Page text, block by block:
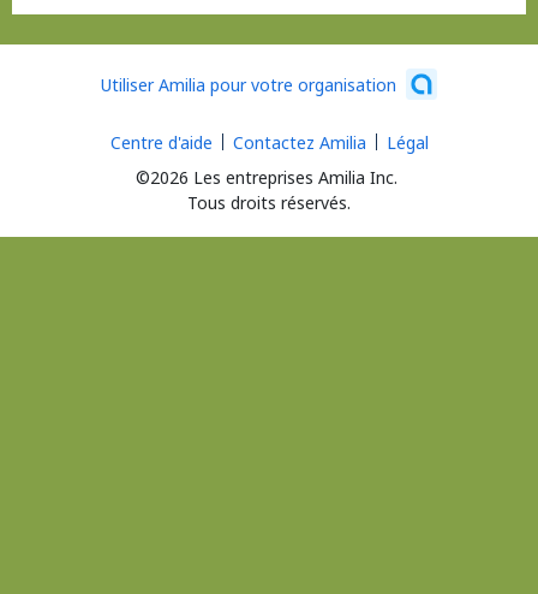
Utiliser Amilia pour votre organisation
©2026 Les entreprises Amilia Inc.
Tous droits réservés.
Centre d'aide Contactez Amilia Légal